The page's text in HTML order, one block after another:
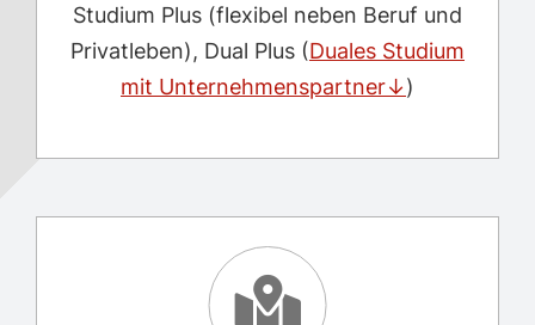
Studium Plus (flexibel neben Beruf und
Privatleben), Dual Plus (Duales Studium
mit Unternehmenspartner↓)